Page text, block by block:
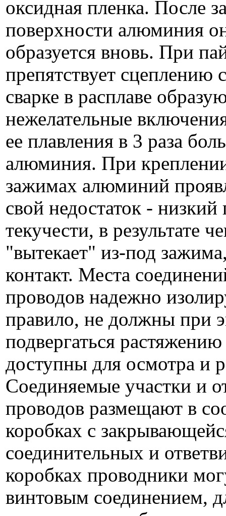
оксидная пленка. После
поверхности алюминия
образуется вновь. При
препятствует сцеплению
сварке в расплаве
нежелательные
ее плавления в 3 раза
алюминия. При
зажимах алюминий
свой недостаток - низкий
текучести, в результате
"вытекает" из-под
контакт. Места
проводов надежно
правило, не должны при
подвергаться
доступны для осмотра и
Соединяемые участки и
проводов размещают в
коробках с
соединительных и
коробках проводники
винтовым соединением,